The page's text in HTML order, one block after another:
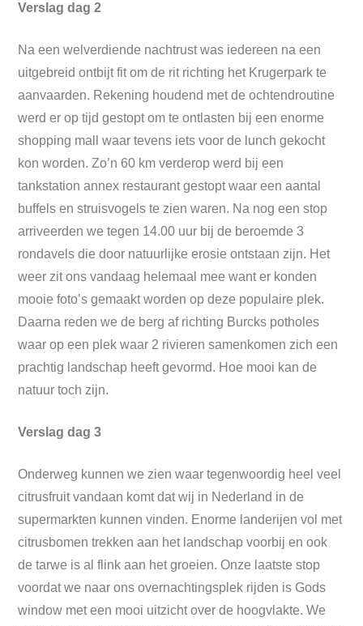
Verslag dag 2
Na een welverdiende nachtrust was iedereen na een
uitgebreid ontbijt fit om de rit richting het Krugerpark te
aanvaarden. Rekening houdend met de ochtendroutine
werd er op tijd gestopt om te ontlasten bij een enorme
shopping mall waar tevens iets voor de lunch gekocht
kon worden. Zo’n 60 km verderop werd bij een
tankstation annex restaurant gestopt waar een aantal
buffels en struisvogels te zien waren. Na nog een stop
arriveerden we tegen 14.00 uur bij de beroemde 3
rondavels die door natuurlijke erosie ontstaan zijn. Het
weer zit ons vandaag helemaal mee want er konden
mooie foto’s gemaakt worden op deze populaire plek.
Daarna reden we de berg af richting Burcks potholes
waar op een plek waar 2 rivieren samenkomen zich een
prachtig landschap heeft gevormd. Hoe mooi kan de
natuur toch zijn.
Verslag dag 3
Onderweg kunnen we zien waar tegenwoordig heel veel
citrusfruit vandaan komt dat wij in Nederland in de
supermarkten kunnen vinden. Enorme landerijen vol met
citrusbomen trekken aan het landschap voorbij en ook
de tarwe is al flink aan het groeien. Onze laatste stop
voordat we naar ons overnachtingsplek rijden is Gods
window met een mooi uitzicht over de hoogvlakte. We